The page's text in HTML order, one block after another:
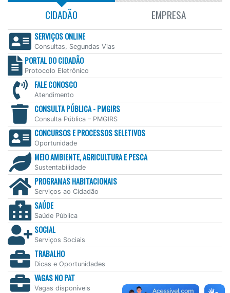
CIDADÃO EMPRESA
SERVIÇOS ONLINE
Consultas, Segundas Vias
PORTAL DO CIDADÃO
Protocolo Eletrônico
FALE CONOSCO
Atendimento
CONSULTA PÚBLICA - PMGIRS
Consulta Pública – PMGIRS
CONCURSOS E PROCESSOS SELETIVOS
Oportunidade
MEIO AMBIENTE, AGRICULTURA E PESCA
Sustentabilidade
PROGRAMAS HABITACIONAIS
Serviços ao Cidadão
SAÚDE
Saúde Pública
SOCIAL
Serviços Sociais
TRABALHO
Dicas e Oportunidades
VAGAS NO PAT
Vagas disponíveis